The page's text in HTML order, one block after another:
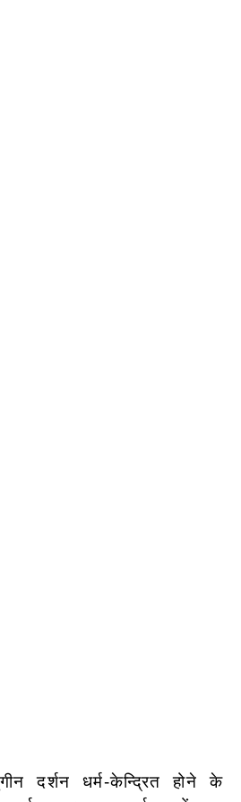
दर्शन धर्म-केन्द्रित होने के